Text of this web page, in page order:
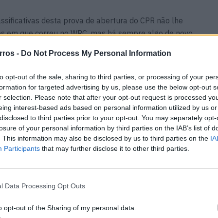
- Do Not Process My Personal Information
opt-out of the sale, sharing to third parties, or processing of your
for targeted advertising by us, please use the below opt-out
selection. Please note that after your opt-out request is processed
interest-based ads based on personal information utilized by us
to third parties prior to your opt-out. You may separately
of your personal information by third parties on the IAB’s list of
This information may also be disclosed by us to third parties on the
Participants that may further disclose it to other third parties.
Data Processing Opt Outs
opt-out of the Sharing of my personal data.
desta prova de abertura do CPR não lhe
em que correu no WRC, mas há sempre algo de novo
em Fafe, já conheço parte dos troços desde as
do Mundo de Ralis (WRC). Eu e o James, estamos a
a vitória. Essa é a nossa grande ambição, embora
facilitar, mas vamos lutar pela vitória e vincar a
referiu o Kris Meeke.
Revuelto SV faz história no